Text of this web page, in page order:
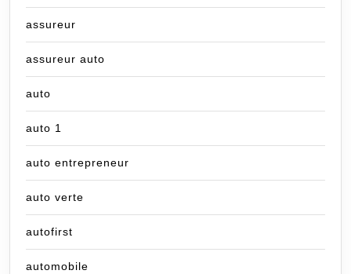
assureur
assureur auto
auto
auto 1
auto entrepreneur
auto verte
autofirst
automobile